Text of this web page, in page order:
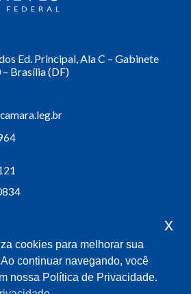
Ed. Principal, Ala C – Gabinete
Brasília (DF)
mandato
cookies para melhorar sua
continuar navegando, você
nossa Política de Privacidade.
x